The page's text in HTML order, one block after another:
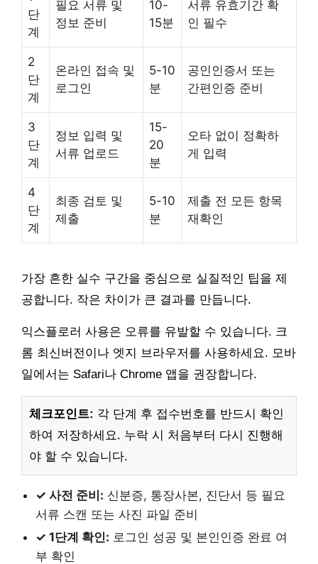
단
계
필요 서류 및
정보 준비
10-
15분
서류 유효기간 확
인 필수
2
단
계
온라인 접속 및
로그인
5-10
분
공인인증서 또는
간편인증 준비
3
단
계
정보 입력 및
서류 업로드
15-
20
분
오타 없이 정확하
게 입력
4
단
계
최종 검토 및
제출
5-10
분
제출 전 모든 항목
재확인
가장 흔한 실수 구간을 중심으로 실질적인 팁을 제
공합니다. 작은 차이가 큰 결과를 만듭니다.
익스플로러 사용은 오류를 유발할 수 있습니다. 크
롬 최신버전이나 엣지 브라우저를 사용하세요. 모바
일에서는 Safari나 Chrome 앱을 권장합니다.
체크포인트: 각 단계 후 접수번호를 반드시 확인
하여 저장하세요. 누락 시 처음부터 다시 진행해
야 할 수 있습니다.
✓ 사전 준비: 신분증, 통장사본, 진단서 등 필요
서류 스캔 또는 사진 파일 준비
✓ 1단계 확인: 로그인 성공 및 본인인증 완료 여
부 확인